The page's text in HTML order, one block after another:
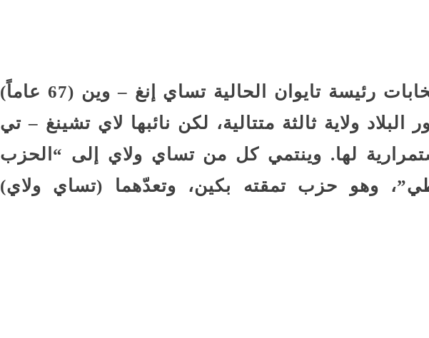
ويخلف الفائز بالانتخابات رئيسة تايوان الحالية تساي إنغ – وين (67 عاماً)
البلاد ولاية ثالثة متتالية، لكن نائبها لاي تشينغ – تي
لها. وينتمي كل من تساي ولاي إلى “الحزب
وهو حزب تمقته بكين، وتعدّهما (تساي ولاي)